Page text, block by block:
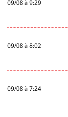
09/08 à 9:29
09/08 à 8:02
09/08 à 7:24